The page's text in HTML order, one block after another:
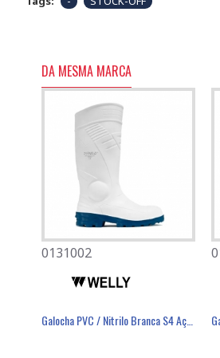
DA MESMA MARCA
0131002
Galocha PVC / Nitrilo Branca S4 Aço SRC - THE WELLY
0501080
Máscara Descartável FFP2 Com Válvula - FIELD